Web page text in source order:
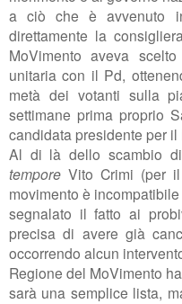
a ciò che è avvenuto
direttamente la
MoVimento aveva
unitaria con il Pd,
metà dei votanti sulla
settimane prima proprio
candidata presidente per il
Al di là dello scambio
tempore Vito Crimi (per
movimento è
segnalato il fatto ai
precisa di avere già
occorrendo alcun
Regione del MoVimento
sarà una semplice lista,